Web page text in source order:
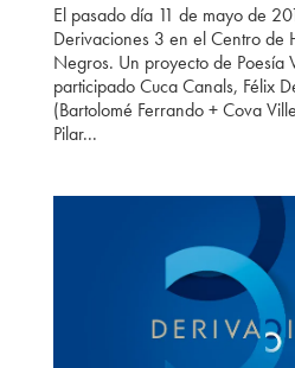
El pasado día 11 de mayo de
Derivaciones 3 en el Centro de
Negros. Un proyecto de Poesía
participado Cuca Canals, Félix
(Bartolomé Ferrando + Cova
Pilar...